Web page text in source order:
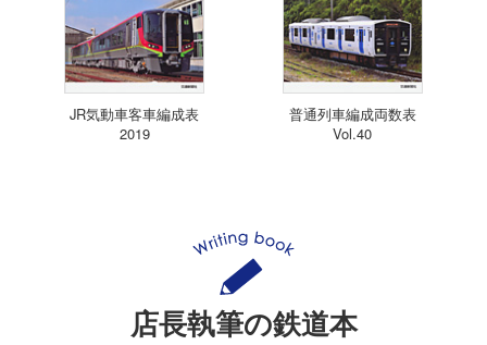
JR気動車客車編成表
2019
普通列車編成両数表
Vol.40
店長執筆の鉄道本